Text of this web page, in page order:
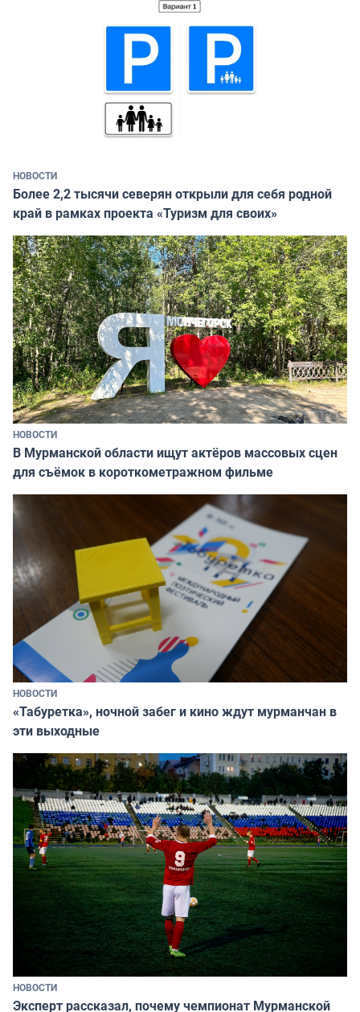
НОВОСТИ
Более 2,2 тысячи северян открыли для себя родной
край в рамках проекта «Туризм для своих»
НОВОСТИ
В Мурманской области ищут актёров массовых сцен
для съёмок в короткометражном фильме
НОВОСТИ
«Табуретка», ночной забег и кино ждут мурманчан в
эти выходные
НОВОСТИ
Эксперт рассказал, почему чемпионат Мурманской